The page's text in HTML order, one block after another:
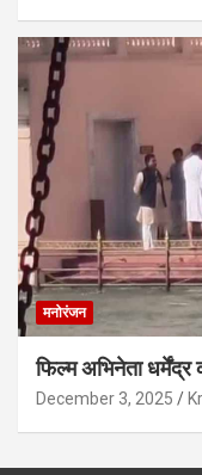
मनोरंजन
फिल्म अभिनेता धर्मेंद्र
December 3, 2025